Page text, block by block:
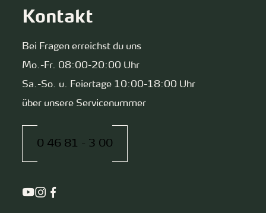
Kontakt
Bei Fragen erreichst du uns
Mo.-Fr. 08:00-20:00 Uhr
Sa.-So. u. Feiertage 10:00-18:00 Uhr
über unsere Servicenummer
0 46 81 - 3 00